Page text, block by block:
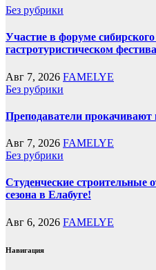
Без рубрики
Участие в форуме
гастротуристическом
Авг 7, 2026 FAMELYE
Без рубрики
Преподаватели прокачивают
Авг 7, 2026 FAMELYE
Без рубрики
Студенческие строительные
сезона в Елабуге!
Авг 6, 2026 FAMELYE
Навигация